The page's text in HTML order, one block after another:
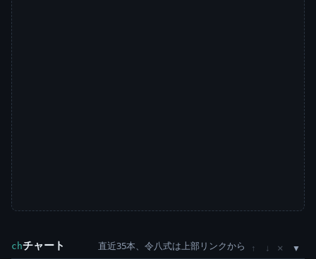
chチャート 直近35本、令八式は上部リンクから ↑ ↓ ×